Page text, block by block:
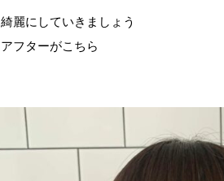
綺麗にしていきましょう
アフターがこちら